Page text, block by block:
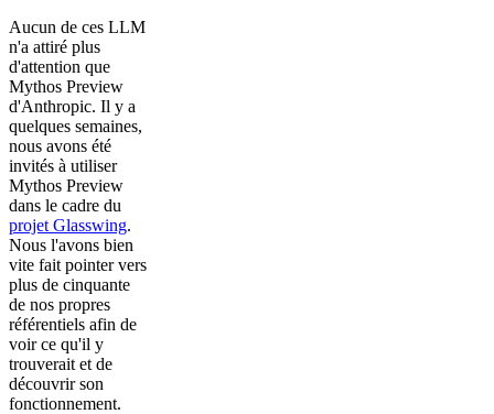
Aucun de ces LLM
n'a attiré plus
d'attention que
Mythos Preview
d'Anthropic. Il y a
quelques semaines,
nous avons été
invités à utiliser
Mythos Preview
dans le cadre du
projet Glasswing.
Nous l'avons bien
vite fait pointer vers
plus de cinquante
de nos propres
référentiels afin de
voir ce qu'il y
trouverait et de
découvrir son
fonctionnement.